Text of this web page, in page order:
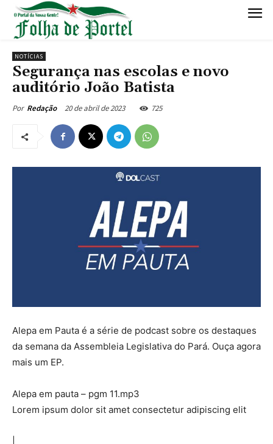
NOTÍCIAS
Segurança nas escolas e novo
auditório João Batista
Por Redação 20 de abril de 2023 725
Alepa em Pauta é a série de podcast sobre os destaques
da semana da Assembleia Legislativa do Pará. Ouça agora
mais um EP.
Alepa em pauta – pgm 11.mp3
Lorem ipsum dolor sit amet consectetur adipiscing elit